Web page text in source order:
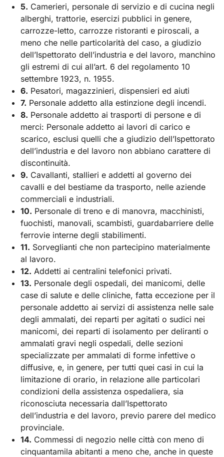
5. Camerieri, personale di servizio e di cucina negli
alberghi, trattorie, esercizi pubblici in genere,
carrozze-letto, carrozze ristoranti e piroscali, a
meno che nelle particolarità del caso, a giudizio
dell’Ispettorato dell’industria e del lavoro, manchino
gli estremi di cui all’art. 6 del regolamento 10
settembre 1923, n. 1955.
6. Pesatori, magazzinieri, dispensieri ed aiuti
7. Personale addetto alla estinzione degli incendi.
8. Personale addetto ai trasporti di persone e di
merci: Personale addetto ai lavori di carico e
scarico, esclusi quelli che a giudizio dell’Ispettorato
dell’industria e del lavoro non abbiano carattere di
discontinuità.
9. Cavallanti, stallieri e addetti al governo dei
cavalli e del bestiame da trasporto, nelle aziende
commerciali e industriali.
10. Personale di treno e di manovra, macchinisti,
fuochisti, manovali, scambisti, guardabarriere delle
ferrovie interne degli stabilimenti.
11. Sorveglianti che non partecipino materialmente
al lavoro.
12. Addetti ai centralini telefonici privati.
13. Personale degli ospedali, dei manicomi, delle
case di salute e delle cliniche, fatta eccezione per il
personale addetto ai servizi di assistenza nelle sale
degli ammalati, dei reparti per agitati o sudici nei
manicomi, dei reparti di isolamento per deliranti o
ammalati gravi negli ospedali, delle sezioni
specializzate per ammalati di forme infettive o
diffusive, e, in genere, per tutti quei casi in cui la
limitazione di orario, in relazione alle particolari
condizioni della assistenza ospedaliera, sia
riconosciuta necessaria dall’Ispettorato
dell’industria e del lavoro, previo parere del medico
provinciale.
14. Commessi di negozio nelle città con meno di
cinquantamila abitanti a meno che, anche in queste